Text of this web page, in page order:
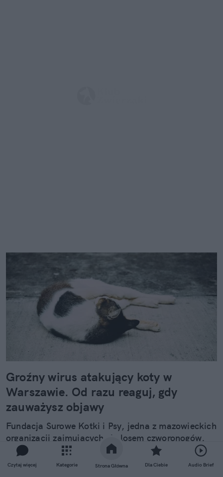
Czytaj więcej Kategorie Strona Główna Dla Ciebie Audio Brief
Groźny wirus atakujący koty w
Warszawie. Od razu reaguj, gdy
zauważysz objawy
Fundacja Surowe Kotki i Psy, jedna z mazowieckich
organizacji zajmujących się losem czworonogów,
poinformowała o możliwych przypadkach groźnego
wirusa w populacji kotów w Warszawie. Mowa o